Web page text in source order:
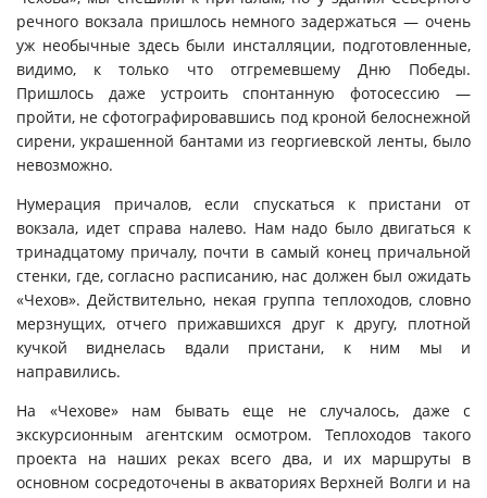
речного вокзала пришлось немного задержаться — очень
уж необычные здесь были инсталляции, подготовленные,
видимо, к только что отгремевшему Дню Победы.
Пришлось даже устроить спонтанную фотосессию —
пройти, не сфотографировавшись под кроной белоснежной
сирени, украшенной бантами из георгиевской ленты, было
невозможно.
Нумерация причалов, если спускаться к пристани от
вокзала, идет справа налево. Нам надо было двигаться к
тринадцатому причалу, почти в самый конец причальной
стенки, где, согласно расписанию, нас должен был ожидать
«Чехов». Действительно, некая группа теплоходов, словно
мерзнущих, отчего прижавшихся друг к другу, плотной
кучкой виднелась вдали пристани, к ним мы и
направились.
На «Чехове» нам бывать еще не случалось, даже с
экскурсионным агентским осмотром. Теплоходов такого
проекта на наших реках всего два, и их маршруты в
основном сосредоточены в акваториях Верхней Волги и на